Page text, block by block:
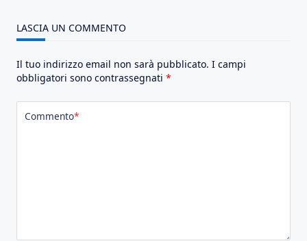
LASCIA UN COMMENTO
Il tuo indirizzo email non sarà pubblicato. I campi
obbligatori sono contrassegnati *
Commento*